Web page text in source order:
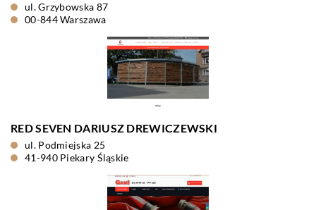
ul. Grzybowska 87
00-844 Warszawa
RED SEVEN DARIUSZ DREWICZEWSKI
ul. Podmiejska 25
41-940 Piekary Śląskie